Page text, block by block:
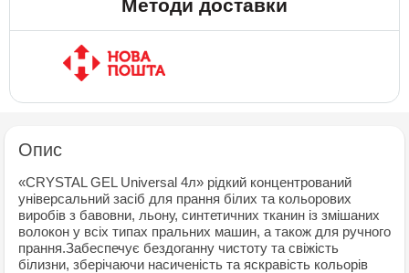
Методи доставки
Опис
«CRYSTAL GEL Universal 4л» рідкий концентрований
універсальний засіб для прання білих та кольорових
виробів з бавовни, льону, синтетичних тканин із змішаних
волокон у всіх типах пральних машин, а також для ручного
прання.Забеспечує бездоганну чистоту та свіжість
білизни, зберічаючи насиченість та яскравість кольорів